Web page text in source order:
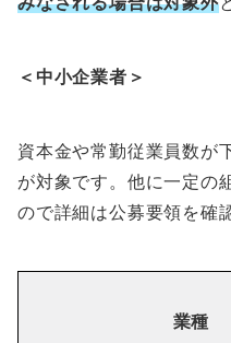
＜中小企業者＞
資本金や常勤従業員数が
が対象です。他に一定の
ので詳細は公募要領を確
業種